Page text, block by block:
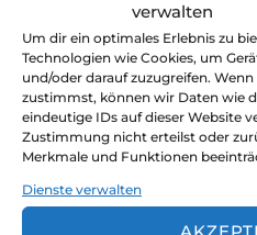
verwalten
Um dir ein optimales Erlebnis zu
Technologien wie Cookies, um
und/oder darauf zuzugreifen.
zustimmst, können wir Daten wie
eindeutige IDs auf dieser Website
Zustimmung nicht erteilst oder
Merkmale und Funktionen
Dienste verwalten
Irgendwann hat uns der
anhaltende Westwind
auf den Shetland Inseln
ein Stück weiter über
ziehen. Zu den Färöer
dem Hafen von Thor!